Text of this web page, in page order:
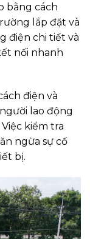
bằng cách
lắp đặt và
điện chi tiết và
nối nhanh
điện và
lao động
kiểm tra
ngừa sự cố
bị.